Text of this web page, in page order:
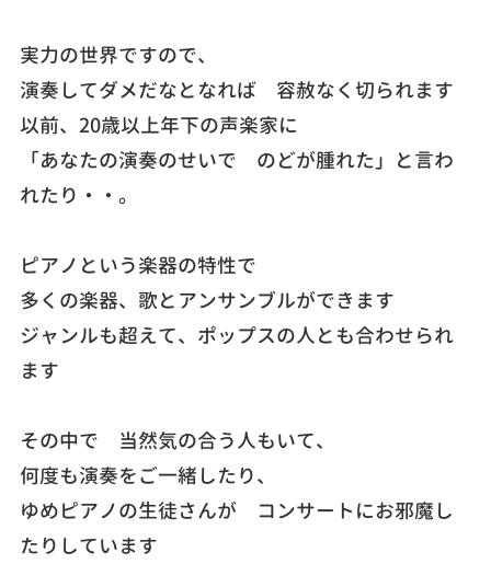
実力の世界ですので、
演奏してダメだなとなれば 容赦なく切られます
以前、20歳以上年下の声楽家に
「あなたの演奏のせいで のどが腫れた」と言わ
れたり・・。
ピアノという楽器の特性で
多くの楽器、歌とアンサンブルができます
ジャンルも超えて、ポップスの人とも合わせられ
ます
その中で 当然気の合う人もいて、
何度も演奏をご一緒したり、
ゆめピアノの生徒さんが コンサートにお邪魔し
たりしています